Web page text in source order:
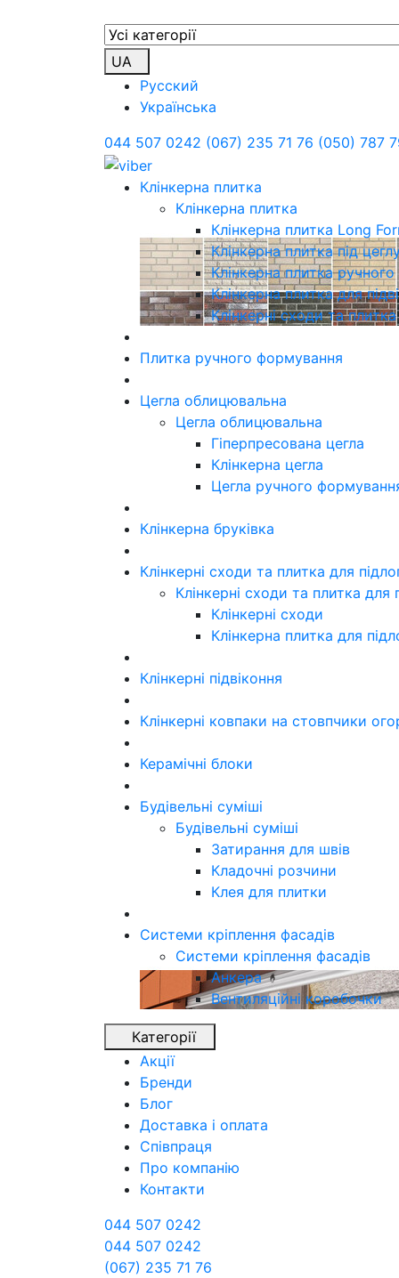
UA
Русский
Українська
044 507 0242 (067) 235 71 76 (050) 787
Клінкерна плитка
Клінкерна плитка
Клінкерна плитка Long
Клінкерна плитка під
Клінкерна плитка
Клінкерна плитка для
Клінкерні сходи та
Плитка ручного формування
Цегла облицювальна
Цегла облицювальна
Гіперпресована цегла
Клінкерна цегла
Цегла ручного
Клінкерна бруківка
Клінкерні сходи та плитка для
Клінкерні сходи та плитка для
Клінкерні сходи
Клінкерна плитка для
Клінкерні підвіконня
Клінкерні ковпаки на стовпчики
Керамічні блоки
Будівельні суміші
Будівельні суміші
Затирання для швів
Кладочні розчини
Клея для плитки
Системи кріплення фасадів
Системи кріплення фасадів
Анкера
Вентиляційні коробочки
Категорії
Акції
Бренди
Блог
Доставка і оплата
Співпраця
Про компанію
Контакти
044 507 0242
044 507 0242
(067) 235 71 76